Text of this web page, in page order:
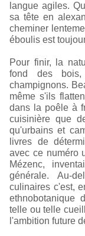
langue agiles.
sa tête en
cheminer
éboulis est
Pour finir, la
fond des
champignons.
même s'ils
dans la poêle à
cuisinière que
qu'urbains et
livres de
avec ce numéro
Mézenc,
générale. Au-
culinaires c'est,
ethnobotanique
telle ou telle
l'ambition future